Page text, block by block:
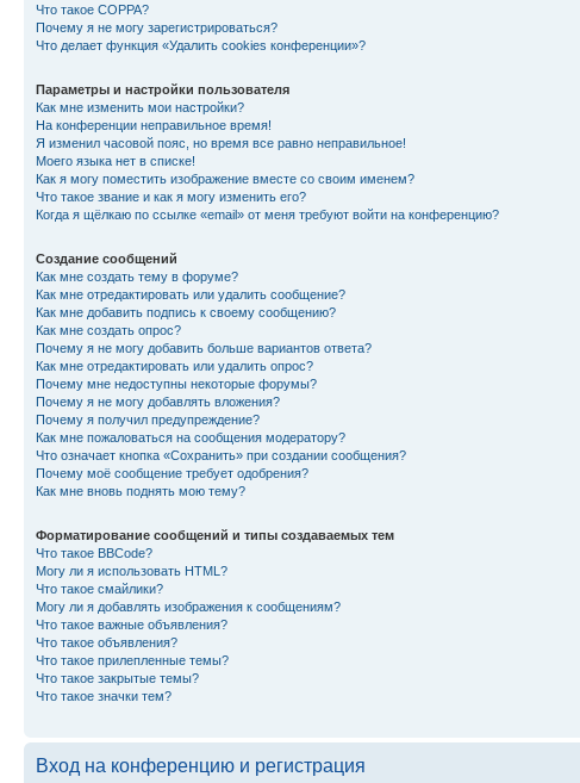
Что такое COPPA?
Почему я не могу зарегистрироваться?
Что делает функция «Удалить cookies конференции»?
Параметры и настройки пользователя
Как мне изменить мои настройки?
На конференции неправильное время!
Я изменил часовой пояс, но время все равно неправильное!
Моего языка нет в списке!
Как я могу поместить изображение вместе со своим именем?
Что такое звание и как я могу изменить его?
Когда я щёлкаю по ссылке «email» от меня требуют войти на конференцию?
Создание сообщений
Как мне создать тему в форуме?
Как мне отредактировать или удалить сообщение?
Как мне добавить подпись к своему сообщению?
Как мне создать опрос?
Почему я не могу добавить больше вариантов ответа?
Как мне отредактировать или удалить опрос?
Почему мне недоступны некоторые форумы?
Почему я не могу добавлять вложения?
Почему я получил предупреждение?
Как мне пожаловаться на сообщения модератору?
Что означает кнопка «Сохранить» при создании сообщения?
Почему моё сообщение требует одобрения?
Как мне вновь поднять мою тему?
Форматирование сообщений и типы создаваемых тем
Что такое BBCode?
Могу ли я использовать HTML?
Что такое смайлики?
Могу ли я добавлять изображения к сообщениям?
Что такое важные объявления?
Что такое объявления?
Что такое прилепленные темы?
Что такое закрытые темы?
Что такое значки тем?
Вход на конференцию и регистрация